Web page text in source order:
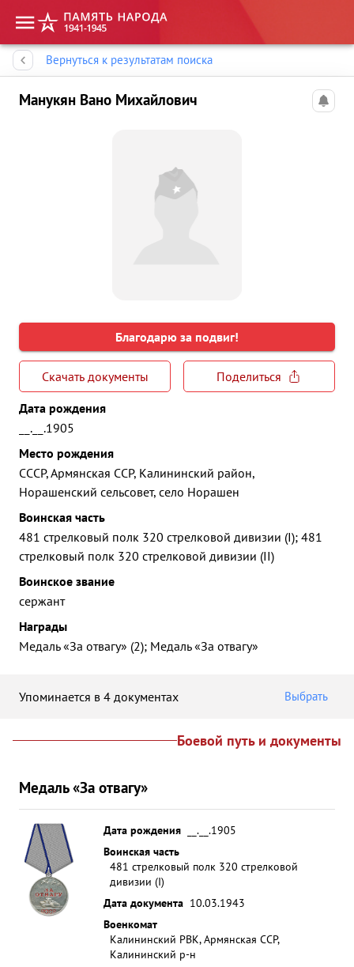
Вернуться к результатам поиска
Манукян Вано Михайлович
Благодарю за подвиг!
Скачать документы
Поделиться
Дата рождения
__.__.1905
Место рождения
СССР, Армянская ССР, Калининский район,
Норашенский сельсовет, село Норашен
Воинская часть
481 стрелковый полк 320 стрелковой дивизии (I); 481
стрелковый полк 320 стрелковой дивизии (II)
Воинское звание
сержант
Награды
Медаль «За отвагу» (2); Медаль «За отвагу»
Упоминается в 4 документах Выбрать
Боевой путь и документы
Медаль «За отвагу»
Дата рождения
__.__.1905
Воинская часть
481 стрелковый полк 320 стрелковой
дивизии (I)
Дата документа 10.03.1943
Военкомат
Калининский РВК, Армянская ССР,
Калининский р-н
Память народа